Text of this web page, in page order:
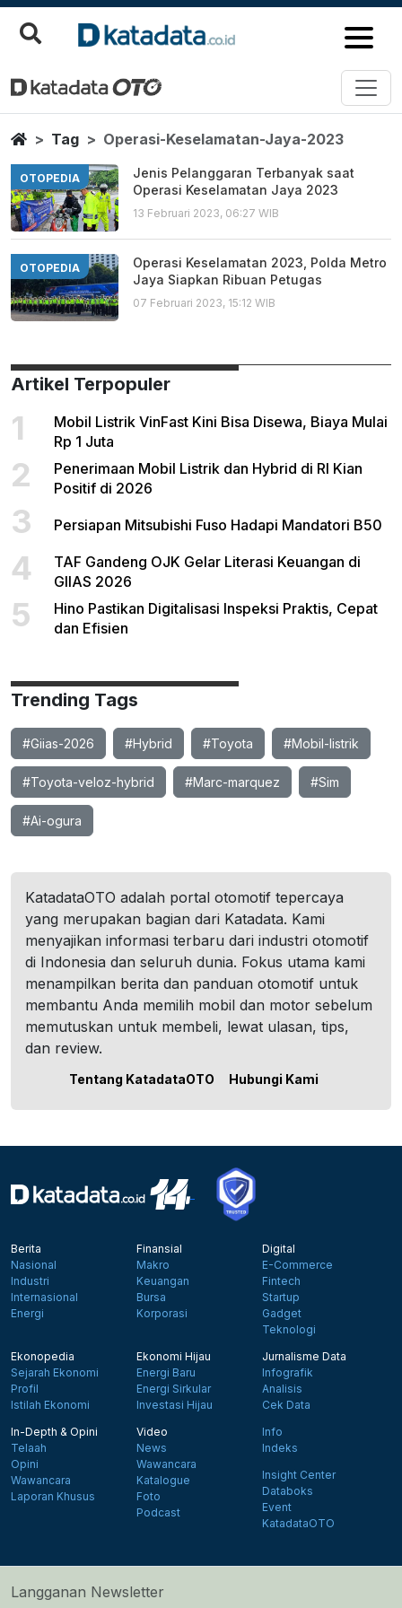
Operasi Keselamatan Jaya
Berita Terbaru
HomeTag Operasi-Keselamatan-Jaya-2023
OTOPEDIA
Jenis Pelanggaran Terbanyak saat
Operasi Keselamatan Jaya 2023
13 Februari 2023, 06:27 WIB
OTOPEDIA
Operasi Keselamatan 2023, Polda Metro
Jaya Siapkan Ribuan Petugas
07 Februari 2023, 15:12 WIB
Artikel Terpopuler
1
Mobil Listrik VinFast Kini Bisa Disewa, Biaya Mulai
Rp 1 Juta
2
Penerimaan Mobil Listrik dan Hybrid di RI Kian
Positif di 2026
3 Persiapan Mitsubishi Fuso Hadapi Mandatori B50
4
TAF Gandeng OJK Gelar Literasi Keuangan di
GIIAS 2026
5
Hino Pastikan Digitalisasi Inspeksi Praktis, Cepat
dan Efisien
Trending Tags
#Giias-2026 #Hybrid #Toyota #Mobil-listrik
#Toyota-veloz-hybrid #Marc-marquez #Sim
#Ai-ogura
KatadataOTO adalah portal otomotif tepercaya
yang merupakan bagian dari Katadata. Kami
menyajikan informasi terbaru dari industri otomotif
di Indonesia dan seluruh dunia. Fokus utama kami
menampilkan berita dan panduan otomotif untuk
membantu Anda memilih mobil dan motor sebelum
memutuskan untuk membeli, lewat ulasan, tips,
dan review.
Tentang KatadataOTO Hubungi Kami
Berita
Nasional
Industri
Internasional
Energi
Finansial
Makro
Keuangan
Bursa
Korporasi
Digital
E-Commerce
Fintech
Startup
Gadget
Teknologi
Ekonopedia
Sejarah Ekonomi
Profil
Istilah Ekonomi
Ekonomi Hijau
Energi Baru
Energi Sirkular
Investasi Hijau
Jurnalisme Data
Infografik
Analisis
Cek Data
In-Depth & Opini
Telaah
Opini
Wawancara
Laporan Khusus
Video
News
Wawancara
Katalogue
Foto
Podcast
Info
Indeks
Insight Center
Databoks
Event
KatadataOTO
Langganan Newsletter